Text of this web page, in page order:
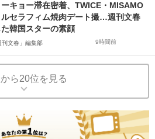
キョー滞在密着、TWICE・MISAMO
セラフィム焼肉デート撮…週刊文春
韓国スターの素顔
刊文春」編集部 9時間前
ら20位を見る